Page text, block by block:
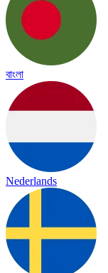
বাংলা
Nederlands